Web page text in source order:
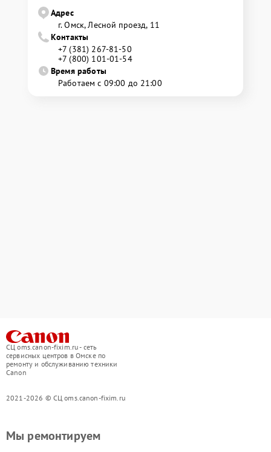
Адрес
г. Омск, ​Лесной проезд, 11
Контакты
+7 (381) 267-81-50
+7 (800) 101-01-54
Время работы
Работаем с 09:00 до 21:00
СЦ oms.canon-fixim.ru - сеть
сервисных центров в Омске по
ремонту и обслуживанию техники
Canon
2021-2026 © СЦ oms.canon-fixim.ru
Мы ремонтируем